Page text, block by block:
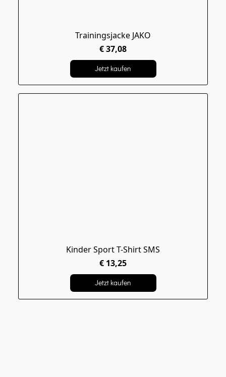
Trainingsjacke JAKO
€ 37,08
Jetzt kaufen
Kinder Sport T-Shirt SMS
€ 13,25
Jetzt kaufen